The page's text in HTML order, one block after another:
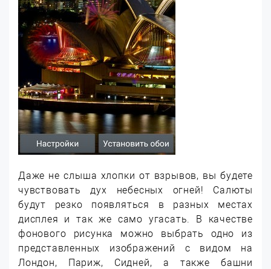
Даже не слыша хлопки от взрывов, вы будете
чувствовать дух небесных огней! Салюты
будут резко появляться в разных местах
дисплея и так же само угасать. В качестве
фонового рисунка можно выбрать одно из
представленных изображений с видом на
Лондон, Париж, Сидней, а также башни